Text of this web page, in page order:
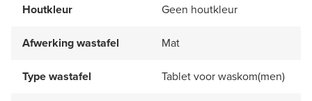
Houtkleur Geen houtkleur
Afwerking wastafel Mat
Type wastafel Tablet voor waskom(men)